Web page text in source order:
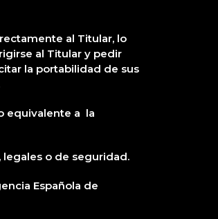
al Titular, lo
al Titular y pedir
la portabilidad de sus
equivalente a la
o de seguridad.
Española de